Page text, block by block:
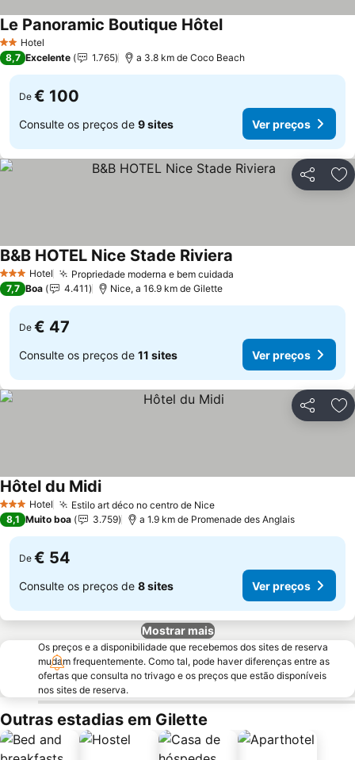
2 Estrelas
Hotel
Le Panoramic Boutique HôtelVer preços
8,7 Excelente 1.765 a 3.8 km de Coco Beach
De € 100
Consulte os preços de 9 sites Ver preços
Partilhar
3 EstrelasHotel Propriedade moderna e bem cuidada
B&B HOTEL Nice Stade Riviera
7,7 Boa 4.411 Nice, a 16.9 km de Gilette
De € 47
Consulte os preços de 11 sites Ver preços
Partilhar
3 EstrelasHotel Estilo art déco no centro de NiceVer preços
Hôtel du MidiVer preços
8,1 Muito boa 3.759 a 1.9 km de Promenade des Anglais
De € 54
Consulte os preços de 8 sites Ver preços
Mostrar mais
Os preços e a disponibilidade que recebemos dos sites de reserva
mudam frequentemente. Como tal, pode haver diferenças entre as
ofertas que consulta no trivago e os preços que estão disponíveis
nos sites de reserva.
Outras estadias em Gilette